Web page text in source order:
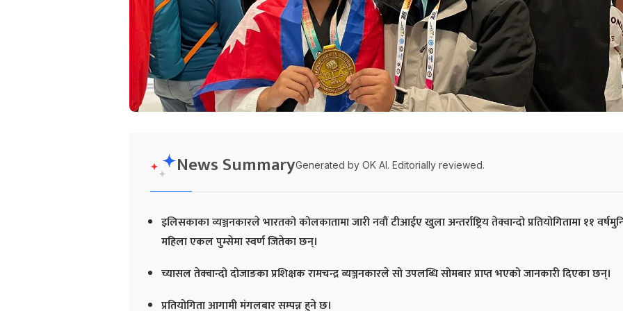
News SummaryGenerated by OK AI. Editorially reviewed.
इलिसकाका व्यञ्जनकारले भारतको कोलकातामा जारी नवौं टीआईए खुला अन्तर्राष्ट्रिय तेक्वान्दो प्रतियोगितामा ११
महिला एकल पुम्सेमा स्वर्ण जितेका छन्।
च्यासल तेक्वान्दो दोजाङका प्रशिक्षक रामचन्द्र व्यञ्जनकारले सो उपलब्धि सोमबार प्राप्त भएको जानकारी दिएका छन्।
प्रतियोगिता आगामी मंगलबार सम्पन्न हुने छ।